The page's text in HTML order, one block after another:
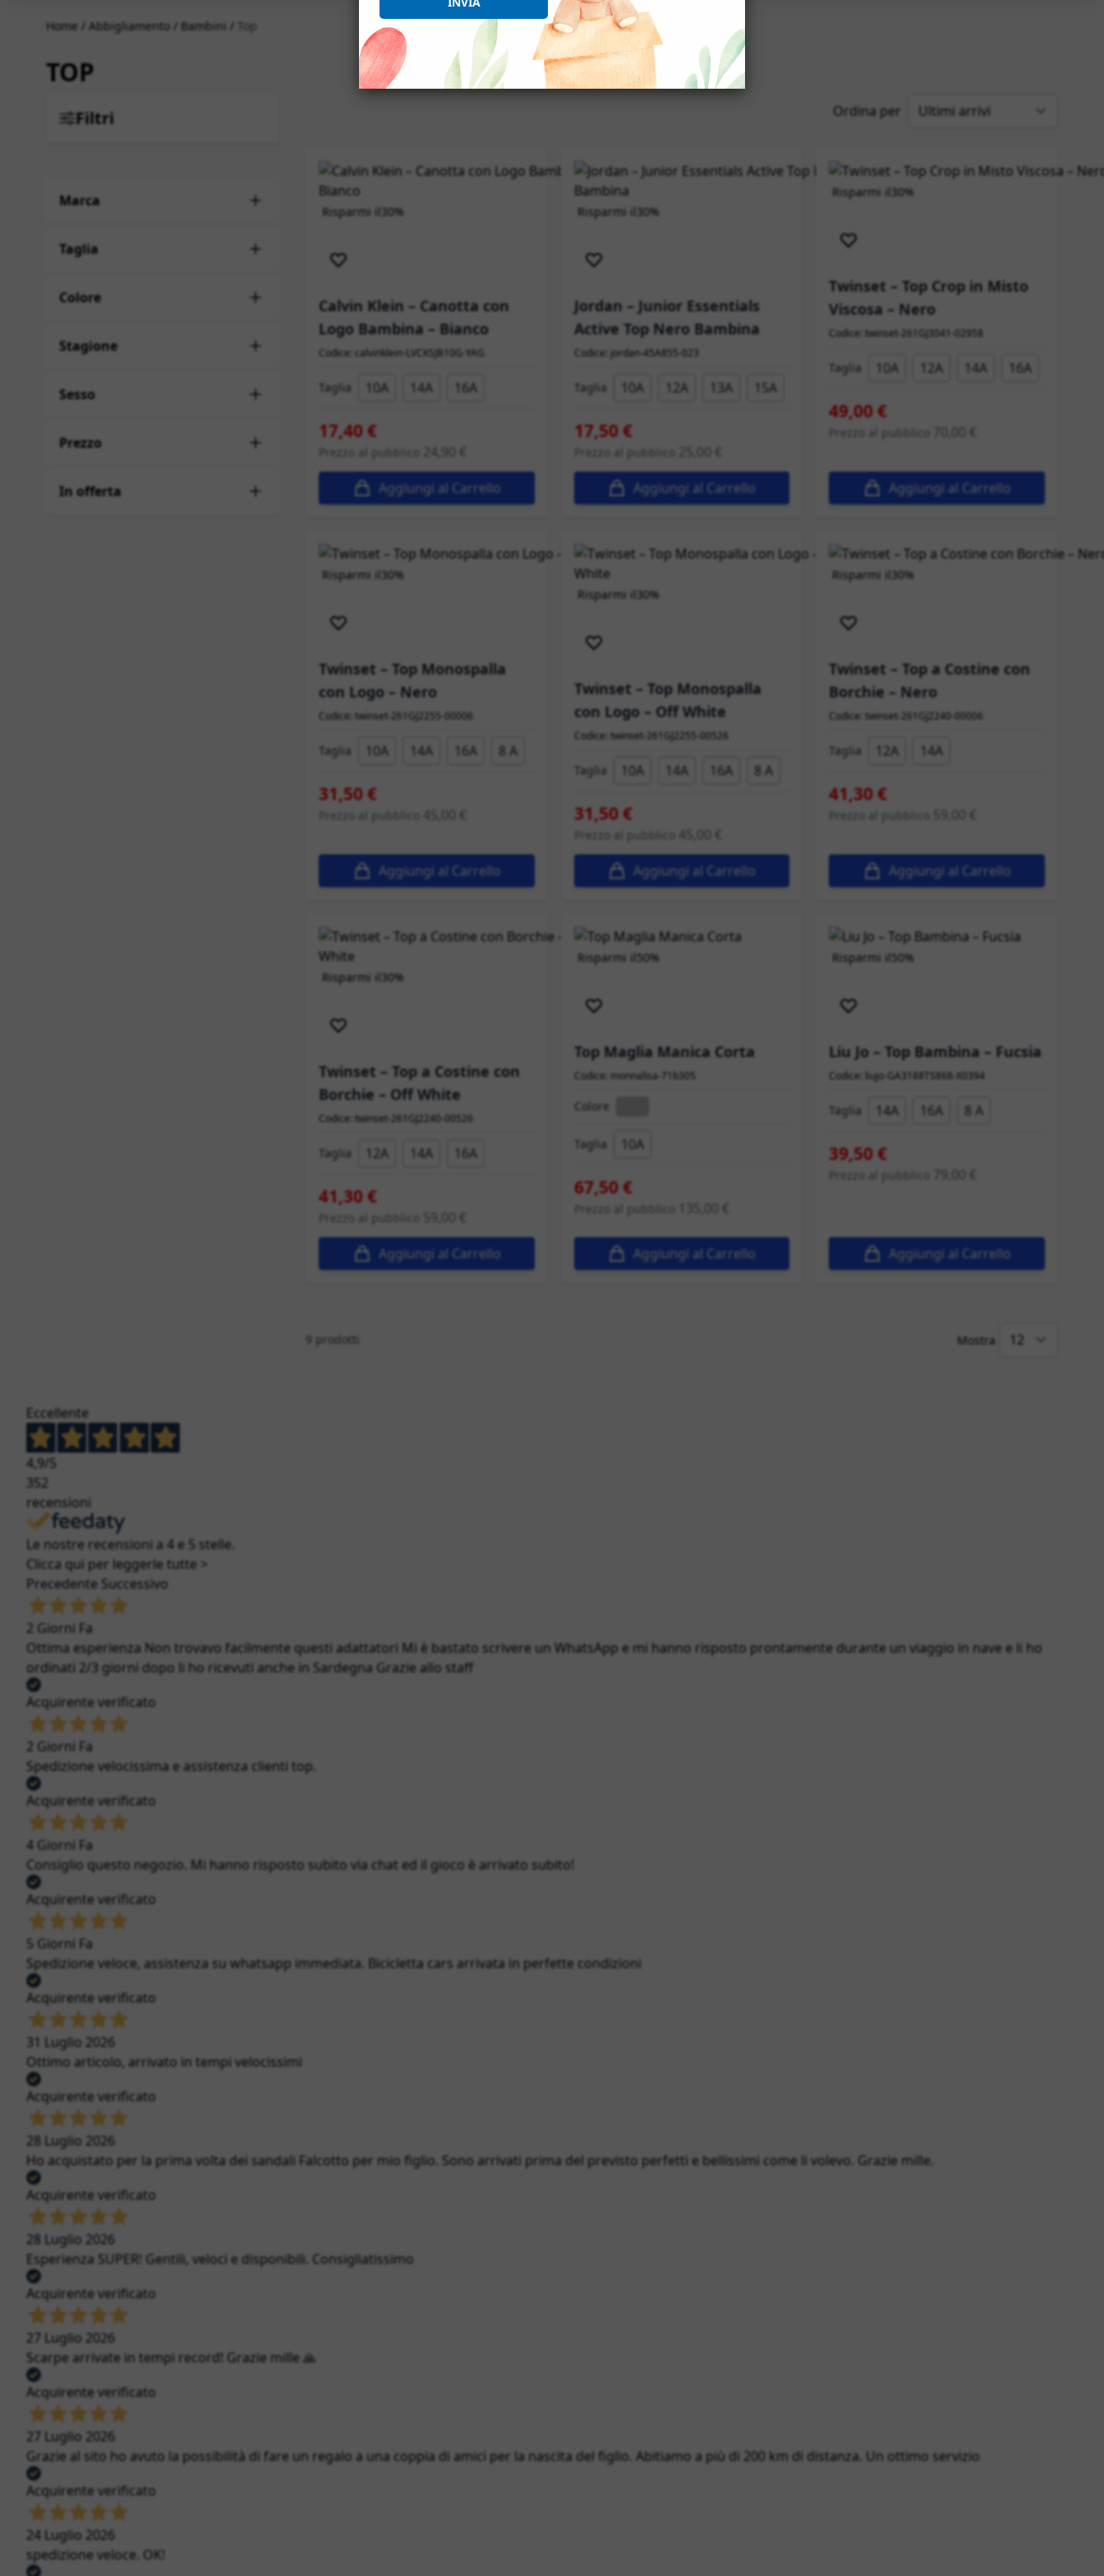
Home / Abbigliamento / Bambini / Top
TOP
Filtri
Marca
Taglia
Colore
Stagione
Sesso
Prezzo
In offerta
Ordina per
Risparmi il 30%
Calvin Klein – Canotta con
Logo Bambina – Bianco
Codice: calvinklein-LVCKSJB10G-YAG
Taglia 10A 14A 16A
17,40 €
Prezzo al pubblico
24,90 €
Aggiungi al Carrello
Risparmi il 30%
Jordan – Junior Essentials
Active Top Nero Bambina
Codice: jordan-45A855-023
Taglia 10A 12A 13A 15A
17,50 €
Prezzo al pubblico
25,00 €
Aggiungi al Carrello
Risparmi il 30%
Twinset – Top Crop in Misto
Viscosa – Nero
Codice: twinset-261GJ3041-02958
Taglia 10A 12A 14A 16A
49,00 €
Prezzo al pubblico 70,00 €
Aggiungi al Carrello
Risparmi il 30%
Twinset – Top Monospalla
con Logo – Nero
Codice: twinset-261GJ2255-00006
Taglia 10A 14A 16A 8 A
31,50 €
Prezzo al pubblico 45,00 €
Aggiungi al Carrello
Risparmi il 30%
Twinset – Top Monospalla
con Logo – Off White
Codice: twinset-261GJ2255-00526
Taglia 10A 14A 16A 8 A
31,50 €
Prezzo al pubblico
45,00 €
Aggiungi al Carrello
Risparmi il 30%
Twinset – Top a Costine con
Borchie – Nero
Codice: twinset-261GJ2240-00006
Taglia 12A 14A
41,30 €
Prezzo al pubblico 59,00 €
Aggiungi al Carrello
Risparmi il 30%
Twinset – Top a Costine con
Borchie – Off White
Codice: twinset-261GJ2240-00526
Taglia 12A 14A 16A
41,30 €
Prezzo al pubblico
59,00 €
Aggiungi al Carrello
Risparmi il50%
Top Maglia Manica Corta
Codice: monnalisa-71b305
Colore
Taglia 10A
67,50 €
Prezzo al pubblico 135,00 €
Aggiungi al Carrello
Risparmi il50%
Liu Jo – Top Bambina – Fucsia
Codice: liujo-GA3188TS868-X0394
Taglia 14A 16A 8 A
39,50 €
Prezzo al pubblico 79,00 €
Aggiungi al Carrello
9 prodotti Mostra
Eccellente
4,9/5
352
recensioni
Le nostre recensioni a 4 e 5 stelle.
Clicca qui per leggerle tutte >
Precedente Successivo
2 Giorni Fa
Ottima esperienza Non trovavo facilmente questi adattatori Mi è bastato scrivere un WhatsApp e mi hanno risposto prontamente durante un viaggio in nave e li ho
ordinati 2/3 giorni dopo li ho ricevuti anche in Sardegna Grazie allo staff
Acquirente verificato
2 Giorni Fa
Spedizione velocissima e assistenza clienti top.
Acquirente verificato
4 Giorni Fa
Consiglio questo negozio. Mi hanno risposto subito via chat ed il gioco è arrivato subito!
Acquirente verificato
5 Giorni Fa
Spedizione veloce, assistenza su whatsapp immediata. Bicicletta cars arrivata in perfette condizioni
Acquirente verificato
31 Luglio 2026
Ottimo articolo, arrivato in tempi velocissimi
Acquirente verificato
28 Luglio 2026
Ho acquistato per la prima volta dei sandali Falcotto per mio figlio. Sono arrivati prima del previsto perfetti e bellissimi come li volevo. Grazie mille.
Acquirente verificato
28 Luglio 2026
Esperienza SUPER! Gentili, veloci e disponibili. Consigliatissimo
Acquirente verificato
27 Luglio 2026
Scarpe arrivate in tempi record! Grazie mille 🙏
Acquirente verificato
27 Luglio 2026
Grazie al sito ho avuto la possibilità di fare un regalo a una coppia di amici per la nascita del figlio. Abitiamo a più di 200 km di distanza. Un ottimo servizio
Acquirente verificato
24 Luglio 2026
spedizione veloce. OK!